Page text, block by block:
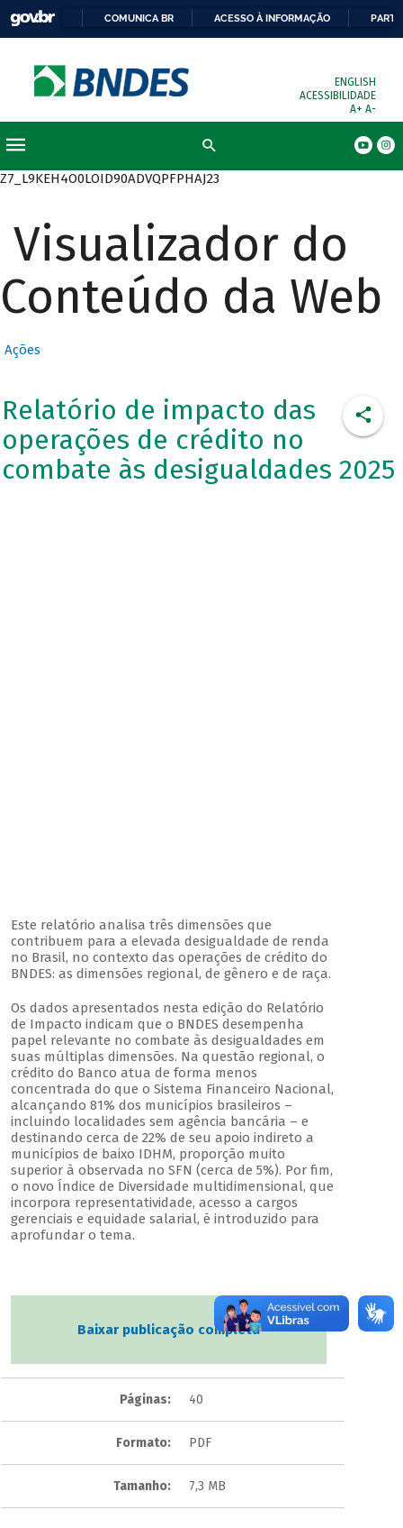
COMUNICA BR ACESSO À INFORMAÇÃO
ENGLISH
ACESSIBILIDADE
A+ A-
Z7_L9KEH4O0LOID90ADVQPFPHAJ23
Visualizador do
Conteúdo da Web
Ações
Relatório de impacto das
operações de crédito no
combate às desigualdades 2025
Este relatório analisa três dimensões que
contribuem para a elevada desigualdade de renda
no Brasil, no contexto das operações de crédito do
BNDES: as dimensões regional, de gênero e de raça.
Os dados apresentados nesta edição do Relatório
de Impacto indicam que o BNDES desempenha
papel relevante no combate às desigualdades em
suas múltiplas dimensões. Na questão regional, o
crédito do Banco atua de forma menos
concentrada do que o Sistema Financeiro Nacional,
alcançando 81% dos municípios brasileiros –
incluindo localidades sem agência bancária – e
destinando cerca de 22% de seu apoio indireto a
municípios de baixo IDHM, proporção muito
superior à observada no SFN (cerca de 5%). Por fim,
o novo Índice de Diversidade multidimensional, que
incorpora representatividade, acesso a cargos
gerenciais e equidade salarial, é introduzido para
aprofundar o tema.
Baixar publicação completa
Páginas: 40
Formato: PDF
Tamanho: 7,3 MB